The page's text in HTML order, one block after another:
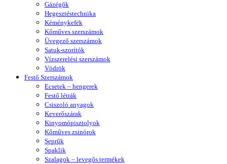
Gázégők
Hegesztéstechnika
Kéménykefék
Kőműves szerszámok
Üvegező szerszámok
Satuk-szorítók
Vízszerelési szerszámok
Vödrök
Festő Szerszámok
Ecsetek – hengerek
Festő létrák
Csiszoló anyagok
Keverőszárak
Kinyomópisztolyok
Kőműves zsinórok
Seprűk
Spaklik
Szalagok – levegős termékek